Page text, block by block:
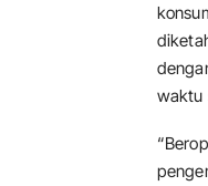
waktu